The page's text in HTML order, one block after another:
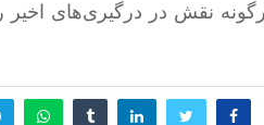
هرگونه نقش در درگیری‌های